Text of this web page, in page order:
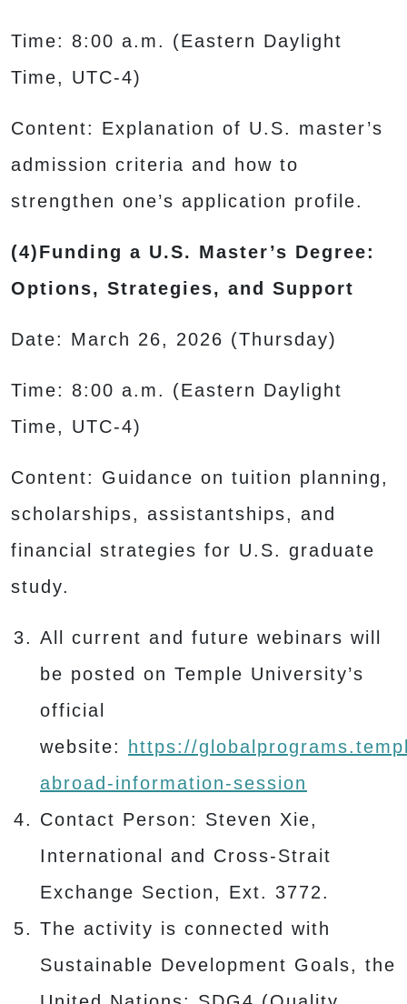
Time: 8:00 a.m. (Eastern Daylight
Time, UTC-4)
Content: Explanation of U.S. master’s
admission criteria and how to
strengthen one’s application profile.
(4)Funding a U.S. Master’s Degree:
Options, Strategies, and Support
Date: March 26, 2026 (Thursday)
Time: 8:00 a.m. (Eastern Daylight
Time, UTC-4)
Content: Guidance on tuition planning,
scholarships, assistantships, and
financial strategies for U.S. graduate
study.
All current and future webinars will
be posted on Temple University’s
official
website:
https://
abroad-information-session
Contact Person: Steven Xie,
International and Cross-Strait
Exchange Section, Ext. 3772.
The activity is connected with
Sustainable Development Goals, the